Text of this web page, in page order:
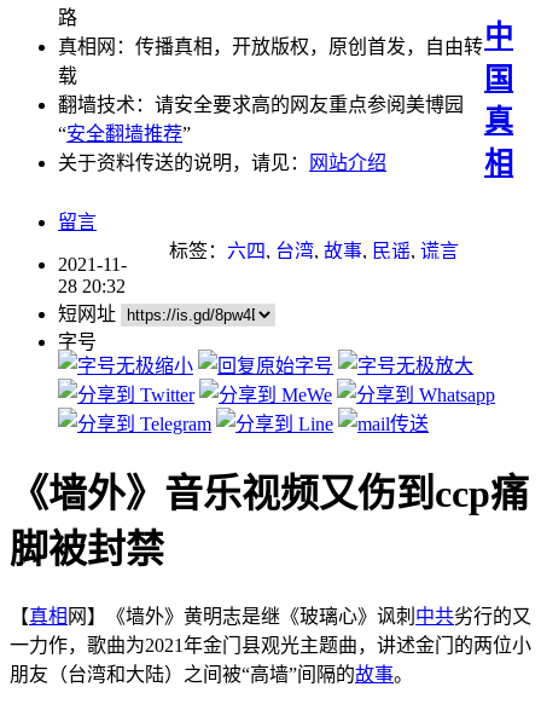
路
真相网：传播真相，开放版权，原创首发，自由转
载
翻墙技术：请安全要求高的网友重点参阅美博园
“安全翻墙推荐”
关于资料传送的说明，请见：
网站介绍
中
国
真
相
留言
标签： 六四, 台湾, 故事, 民谣, 谎言
2021-11-
28 20:32
短网址
字号
《墙外》音乐视频又伤到ccp痛
脚被封禁
【真相 网】《墙外》黄明志是继《玻璃心》讽刺 中共劣行的又
一力作，歌曲为2021年金门县观光主题曲，讲述金门的两位小
朋友（台湾和大陆）之间被“高墙”间隔的故事。